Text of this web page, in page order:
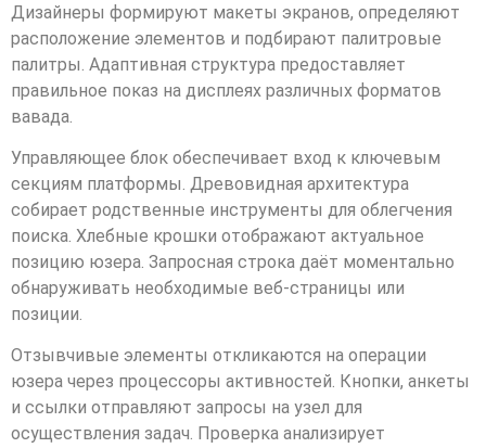
Дизайнеры формируют макеты экранов, определяют
расположение элементов и подбирают палитровые
палитры. Адаптивная структура предоставляет
правильное показ на дисплеях различных форматов
вавада.
Управляющее блок обеспечивает вход к ключевым
секциям платформы. Древовидная архитектура
собирает родственные инструменты для облегчения
поиска. Хлебные крошки отображают актуальное
позицию юзера. Запросная строка даёт моментально
обнаруживать необходимые веб-страницы или
позиции.
Отзывчивые элементы откликаются на операции
юзера через процессоры активностей. Кнопки, анкеты
и ссылки отправляют запросы на узел для
осуществления задач. Проверка анализирует